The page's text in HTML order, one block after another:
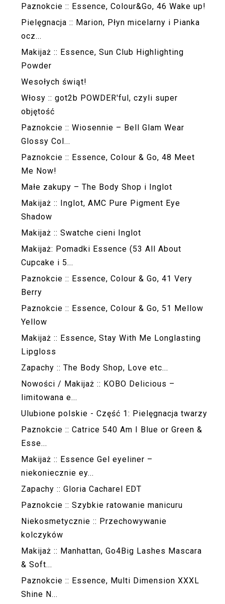
Paznokcie :: Essence, Colour&Go, 46 Wake up!
Pielęgnacja :: Marion, Płyn micelarny i Pianka
ocz...
Makijaż :: Essence, Sun Club Highlighting
Powder
Wesołych świąt!
Włosy :: got2b POWDER'ful, czyli super
objętość
Paznokcie :: Wiosennie – Bell Glam Wear
Glossy Col...
Paznokcie :: Essence, Colour & Go, 48 Meet
Me Now!
Małe zakupy – The Body Shop i Inglot
Makijaż :: Inglot, AMC Pure Pigment Eye
Shadow
Makijaż :: Swatche cieni Inglot
Makijaż: Pomadki Essence (53 All About
Cupcake i 5...
Paznokcie :: Essence, Colour & Go, 41 Very
Berry
Paznokcie :: Essence, Colour & Go, 51 Mellow
Yellow
Makijaż :: Essence, Stay With Me Longlasting
Lipgloss
Zapachy :: The Body Shop, Love etc...
Nowości / Makijaż :: KOBO Delicious –
limitowana e...
Ulubione polskie - Część 1: Pielęgnacja twarzy
Paznokcie :: Catrice 540 Am I Blue or Green &
Esse...
Makijaż :: Essence Gel eyeliner –
niekoniecznie ey...
Zapachy :: Gloria Cacharel EDT
Paznokcie :: Szybkie ratowanie manicuru
Niekosmetycznie :: Przechowywanie
kolczyków
Makijaż :: Manhattan, Go4Big Lashes Mascara
& Soft...
Paznokcie :: Essence, Multi Dimension XXXL
Shine N...